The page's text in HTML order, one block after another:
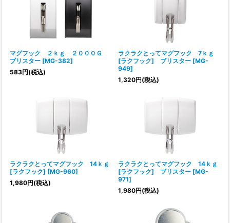
マグフック ２ｋｇ ２０００Ｇ
ブリスター [MG-382]
583円(税込)
ラクラクとってマグフック 7ｋｇ
[ラクフック] ブリスター [MG-
949]
1,320円(税込)
ラクラクとってマグフック 14ｋｇ
[ラクフック] [MG-960]
1,980円(税込)
ラクラクとってマグフック 14ｋｇ
[ラクフック] ブリスター [MG-
971]
1,980円(税込)